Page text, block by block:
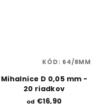
Mihalnice D 0,05 mm -
20 riadkov
od €16,90
KÓD: 64/8MM